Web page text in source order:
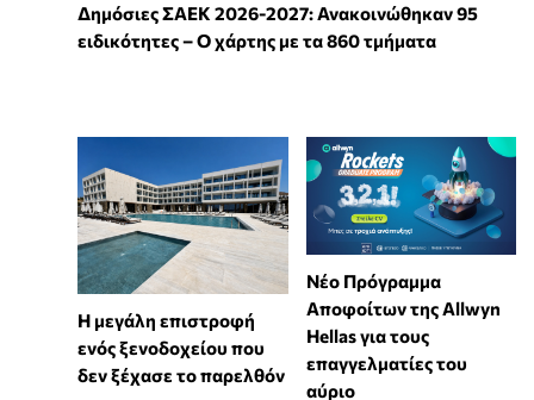
Δημόσιες ΣΑΕΚ 2026-2027: Ανακοινώθηκαν 95
ειδικότητες – Ο χάρτης με τα 860 τμήματα
Η μεγάλη επιστροφή
ενός ξενοδοχείου που
δεν ξέχασε το παρελθόν
Νέο Πρόγραμμα
Αποφοίτων της Allwyn
Hellas για τους
επαγγελματίες του
αύριο